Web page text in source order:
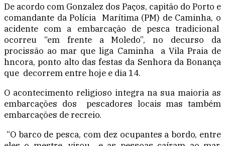
De acordo com Gonzalez dos Paços, capitão do Porto e
comandante da Polícia Marítima (PM) de Caminha, o
acidente com a embarcação de pesca tradicional
ocorreu “em frente a Moledo”, no decurso da
procissão ao mar que liga Caminha a Vila Praia de
hncora, ponto alto das festas da Senhora da Bonança
que decorrem entre hoje e dia 14.
O acontecimento religioso integra na sua maioria as
embarcações dos pescadores locais mas também
embarcações de recreio.
“O barco de pesca, com dez ocupantes a bordo, entre